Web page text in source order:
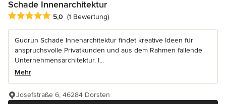
Schade Innenarchitektur
Durchschnittliche Bewertung: 5 von 5 Sternen
5,0 (1 Bewertung)
Gudrun Schade Innenarchitektur findet kreative Ideen für
anspruchsvolle Privatkunden und aus dem Rahmen fallende
Unternehmensarchitektur. I...
Mehr
Josefstraße 6, 46284 Dorsten